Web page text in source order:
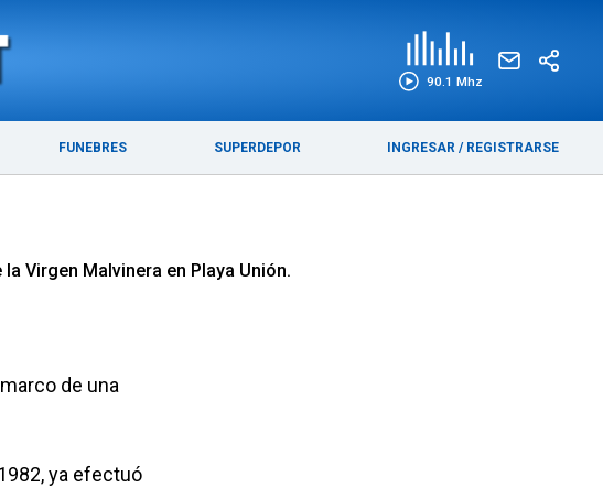
90.1 Mhz
FUNEBRES SUPERDEPOR INGRESAR / REGISTRARSE
MADRYN
Virgen Malvinera en Playa Unión.
de una
ya efectuó